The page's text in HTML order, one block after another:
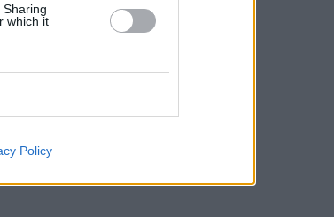
which it
Policy